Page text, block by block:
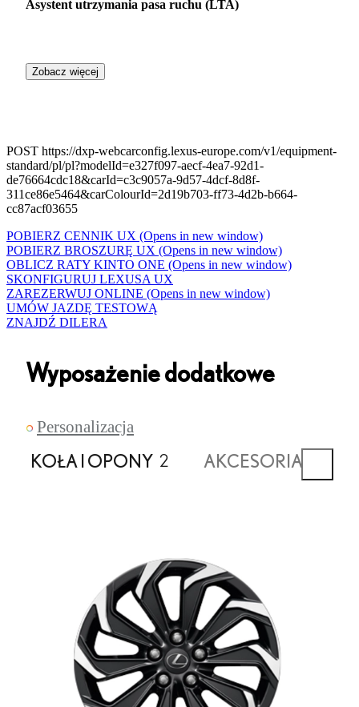
Asystent utrzymania pasa ruchu (LTA)
Zobacz więcej
POST https://dxp-webcarconfig.lexus-europe.com/v1/equipment-
standard/pl/pl?modelId=e327f097-aecf-4ea7-92d1-
de76664cdc18&carId=c3c9057a-9d57-4dcf-8d8f-
311ce86e5464&carColourId=2d19b703-ff73-4d2b-b664-
cc87acf03655
POBIERZ CENNIK UX (Opens in new window)
POBIERZ BROSZURĘ UX (Opens in new window)
OBLICZ RATY KINTO ONE (Opens in new window)
SKONFIGURUJ LEXUSA UX
ZAREZERWUJ ONLINE (Opens in new window)
UMÓW JAZDĘ TESTOWĄ
ZNAJDŹ DILERA
Wyposażenie dodatkowe
Personalizacja
KOŁA I OPONY 2 AKCESORIA